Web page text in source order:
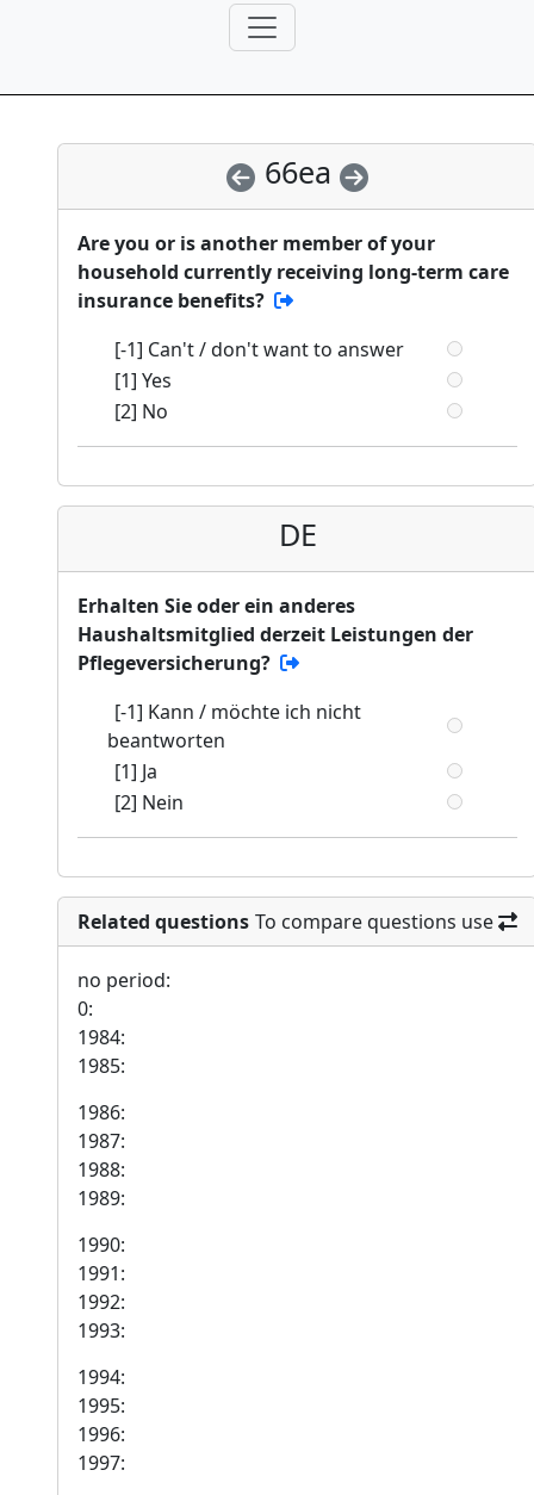
66ea
Are you or is another member of your
household currently receiving long-term care
insurance benefits?
[-1] Can't / don't want to answer
[1] Yes
[2] No
DE
Erhalten Sie oder ein anderes
Haushaltsmitglied derzeit Leistungen der
Pflegeversicherung?
[-1] Kann / möchte ich nicht
beantworten
[1] Ja
[2] Nein
Related questions To compare questions use
no period:
0:
1984:
1985:
1986:
1987:
1988:
1989:
1990:
1991:
1992:
1993:
1994:
1995:
1996:
1997: